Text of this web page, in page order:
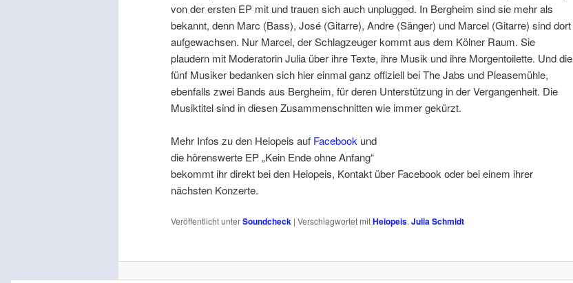
von der ersten EP mit und trauen sich auch unplugged. In Bergheim sind sie mehr als
bekannt, denn Marc (Bass), José (Gitarre), Andre (Sänger) und Marcel (Gitarre) sind dort
aufgewachsen. Nur Marcel, der Schlagzeuger kommt aus dem Kölner Raum. Sie
plaudern mit Moderatorin Julia über ihre Texte, ihre Musik und ihre Morgentoilette. Und die
fünf Musiker bedanken sich hier einmal ganz offiziell bei The Jabs und Pleasemühle,
ebenfalls zwei Bands aus Bergheim, für deren Unterstützung in der Vergangenheit. Die
Musiktitel sind in diesen Zusammenschnitten wie immer gekürzt.
Mehr Infos zu den Heiopeis auf Facebook und
die hörenswerte EP „Kein Ende ohne Anfang“
bekommt ihr direkt bei den Heiopeis, Kontakt über Facebook oder bei einem ihrer
nächsten Konzerte.
Veröffentlicht unterSoundcheck | Verschlagwortet mitHeiopeis, Julia Schmidt